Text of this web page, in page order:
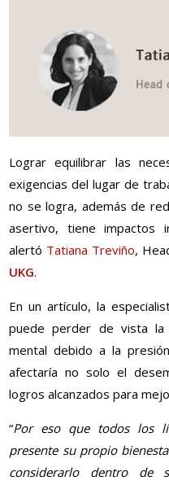
Lograr equilibrar las
exigencias del lugar de
no se logra, además de
asertivo, tiene impactos
alertó Tatiana Treviño,
UKG.
En un artículo, la
puede perder de vista la
mental debido a la
afectaría no solo el
logros alcanzados para
“Por eso que todos los
presente su propio
considerarlo dentro de